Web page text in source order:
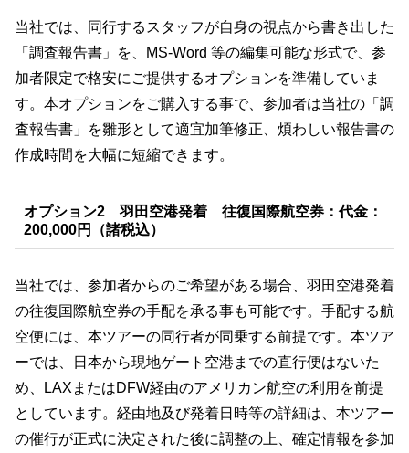
当社では、同行するスタッフが自身の視点から書き出した
「調査報告書」を、MS-Word 等の編集可能な形式で、参
加者限定で格安にご提供するオプションを準備していま
す。本オプションをご購入する事で、参加者は当社の「調
査報告書」を雛形として適宜加筆修正、煩わしい報告書の
作成時間を大幅に短縮できます。
​オプション2 羽田空港発着 往復国際航空券：代金：
200,000円（諸税込）
当社では、参加者からのご希望がある場合、羽田空港発着
の往復国際航空券の手配を承る事も可能です。手配する航
空便には、本ツアーの同行者が同乗する前提です。本ツア
ーでは、日本から現地ゲート空港までの直行便はないた
め、LAXまたはDFW経由のアメリカン航空の利用を前提
としています。経由地及び発着日時等の詳細は、本ツアー
の催行が正式に決定された後に調整の上、確定情報を参加